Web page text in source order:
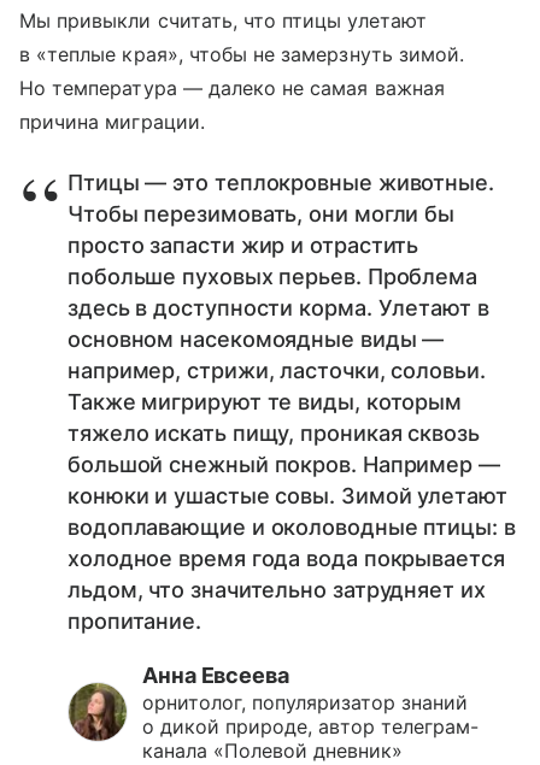
Мы привыкли считать, что птицы улетают
в «теплые края», чтобы не замерзнуть зимой.
Но температура — далеко не самая важная
причина миграции.
Птицы — это теплокровные животные.
Чтобы перезимовать, они могли бы
просто запасти жир и отрастить
побольше пуховых перьев. Проблема
здесь в доступности корма. Улетают в
основном насекомоядные виды —
например, стрижи, ласточки, соловьи.
Также мигрируют те виды, которым
тяжело искать пищу, проникая сквозь
большой снежный покров. Например —
конюки и ушастые совы. Зимой улетают
водоплавающие и околоводные птицы: в
холодное время года вода покрывается
льдом, что значительно затрудняет их
пропитание.
Анна Евсеева
орнитолог, популяризатор знаний
о дикой природе, автор телеграм-
канала «Полевой дневник»